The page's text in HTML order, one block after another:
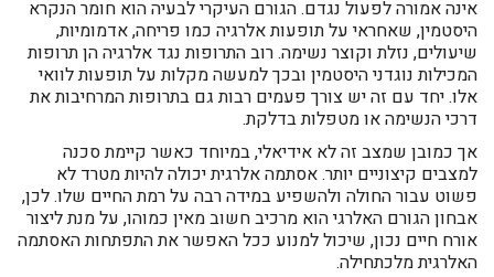
אינה אמורה לפעול נגדם. הגורם העיקרי לבעיה הוא חומר הנקרא
היסטמין, שאחראי על תופעות אלרגיה כמו פריחה, אדמומיות,
שיעולים, נזלת וקוצר נשימה. רוב התרופות נגד אלרגיה הן תרופות
המכילות נוגדני היסטמין ובכך למעשה מקלות על תופעות לוואי
אלו. יחד עם זה יש צורך פעמים רבות גם בתרופות המרחיבות את
דרכי הנשימה או מטפלות בדלקת.
אך כמובן שמצב זה לא אידיאלי, במיוחד כאשר קיימת סכנה
למצבים קיצוניים יותר. אסתמה אלרגית יכולה להיות מטרד לא
פשוט עבור החולה ולהשפיע במידה רבה על רמת החיים שלו. לכן,
אבחון הגורם האלרגי הוא מרכיב חשוב מאין כמוהו, על מנת ליצור
אורח חיים נכון, שיכול למנוע ככל האפשר את התפתחות האסתמה
האלרגית מלכתחילה.